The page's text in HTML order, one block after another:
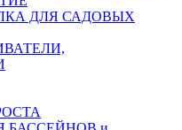
ДЛЯ САДОВЫХ